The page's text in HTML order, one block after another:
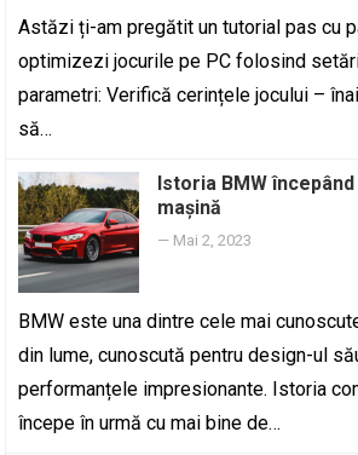
Astăzi ți-am pregătit un tutorial pas cu
optimizezi jocurile pe PC folosind
parametri: Verifică cerințele jocului –
să…
Istoria BMW
mașină
— Mai 2, 2023
BMW este una dintre cele mai
din lume, cunoscută pentru design-ul
performanțele impresionante. Istoria
începe în urmă cu mai bine de…